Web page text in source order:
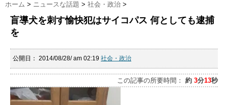
ホーム > ニュースな話題 > 社会・政治 >
盲導犬を刺す愉快犯はサイコパス 何としても逮捕
を
公開日： 2014/08/28/ am 02:19 社会・政治
この記事の所要時間： 約 3分13秒